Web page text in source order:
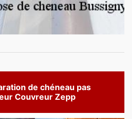
de chéneau pas
Couvreur Zepp